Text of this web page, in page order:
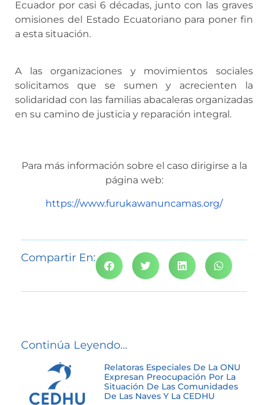
Ecuador por casi 6 décadas, junto con las graves
omisiones del Estado Ecuatoriano para poner fin
a esta situación.
A las organizaciones y movimientos sociales
solicitamos que se sumen y acrecienten la
solidaridad con las familias abacaleras organizadas
en su camino de justicia y reparación integral.
Para más información sobre el caso dirigirse a la
página web:
https://www.furukawanuncamas.org/
Compartir En:
Continúa Leyendo...
Relatoras Especiales De La ONU
Expresan Preocupación Por La
Situación De Las Comunidades
De Las Naves Y La CEDHU